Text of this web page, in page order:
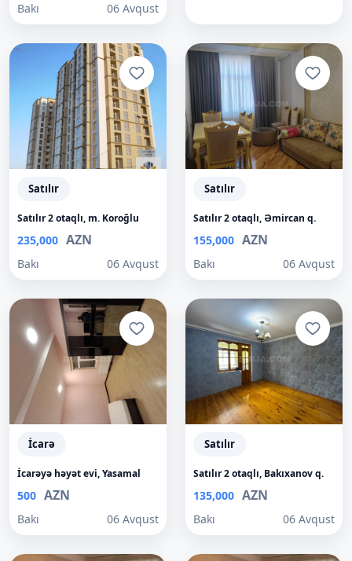
Bakı 06 Avqust
Satılır
Satılır 2 otaqlı, m. Koroğlu
235,000 AZN
Bakı 06 Avqust
Satılır
Satılır 2 otaqlı, Əmircan q.
155,000 AZN
Bakı 06 Avqust
İcarə
İcarəyə həyət evi, Yasamal
500 AZN
Bakı 06 Avqust
Satılır
Satılır 2 otaqlı, Bakıxanov q.
135,000 AZN
Bakı 06 Avqust